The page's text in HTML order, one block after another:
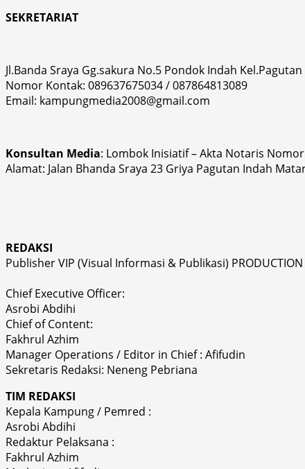
SEKRETARIAT
Jl.Banda Sraya Gg.sakura No.5 Pondok Indah
Nomor Kontak: 089637675034 / 087864813089
Email: kampungmedia2008@gmail.com
Konsultan Media: Lombok Inisiatif – Akta Notaris
Alamat: Jalan Bhanda Sraya 23 Griya Pagutan Indah
REDAKSI
Publisher VIP (Visual Informasi & Publikasi)
Chief Executive Officer:
Asrobi Abdihi
Chief of Content:
Fakhrul Azhim
Manager Operations / Editor in Chief : Afifudin
Sekretaris Redaksi: Neneng Pebriana
TIM REDAKSI
Kepala Kampung / Pemred :
Asrobi Abdihi
Redaktur Pelaksana :
Fakhrul Azhim